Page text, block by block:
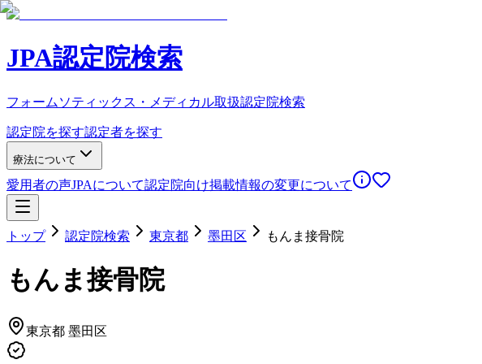
JPA認定院検索
フォームソティックス・メディカル取扱認定院検索
認定院を探す認定者を探す
療法について
愛用者の声JPAについて認定院向け掲載情報の変更について
トップ 認定院検索 東京都 墨田区 もんま接骨院
もんま接骨院
東京都 墨田区